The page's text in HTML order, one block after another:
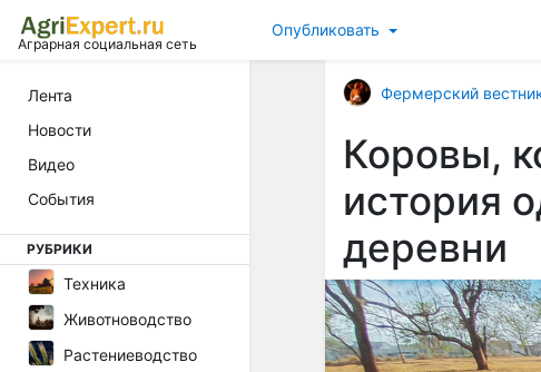
Аграрная социальная сеть
Опубликовать
Лента
Новости
Видео
События
РУБРИКИ
Техника
Животноводство
Растениеводство
Фермерский
Коровы,
история
деревни